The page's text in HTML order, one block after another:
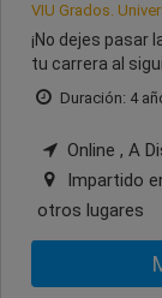
VIU Grados.
¡No dejes pasar
tu carrera al
Duración: 4
Online , A
Impartido
otros lugares